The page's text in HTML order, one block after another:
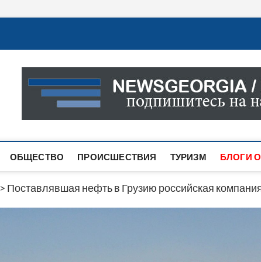
Новости Грузии
САМАЯ АКТУАЛЬНАЯ ИНФОРМАЦИЯ О СОБЫТИЯХ
САЙТЕ ВЫ НАЙДЕТЕ НОВОСТИ ПОЛИТИКИ,
ОБЩЕСТВО ПРОИСШЕСТВИЯ ТУРИЗМ БЛОГИ
> Поставлявшая нефть в Грузию российская